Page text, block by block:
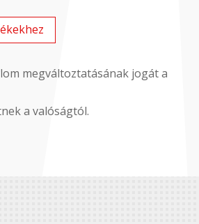
megváltoztatásának jogát a
a valóságtól.